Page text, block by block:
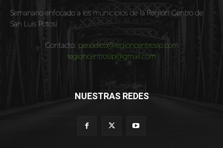
Semanario enfocado a los municipios de la Región Centro de
San Luis Potosí
Contacto: periodico@regioncentroslp.com
regioncentroslp@gmail.com
NUESTRAS REDES